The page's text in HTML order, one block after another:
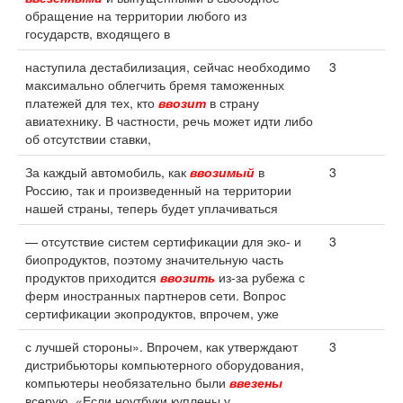
обращение на территории любого из
государств, входящего в
наступила дестабилизация, сейчас необходимо
максимально облегчить бремя таможенных
платежей для тех, кто ввозит в страну
авиатехнику. В частности, речь может идти либо
об отсутствии ставки,
3
За каждый автомобиль, как ввозимый в
Россию, так и произведенный на территории
нашей страны, теперь будет уплачиваться
3
— отсутствие систем сертификации для эко- и
биопродуктов, поэтому значительную часть
продуктов приходится ввозить из-за рубежа с
ферм иностранных партнеров сети. Вопрос
сертификации экопродуктов, впрочем, уже
3
с лучшей стороны». Впрочем, как утверждают
дистрибьюторы компьютерного оборудования,
компьютеры необязательно были ввезены
3